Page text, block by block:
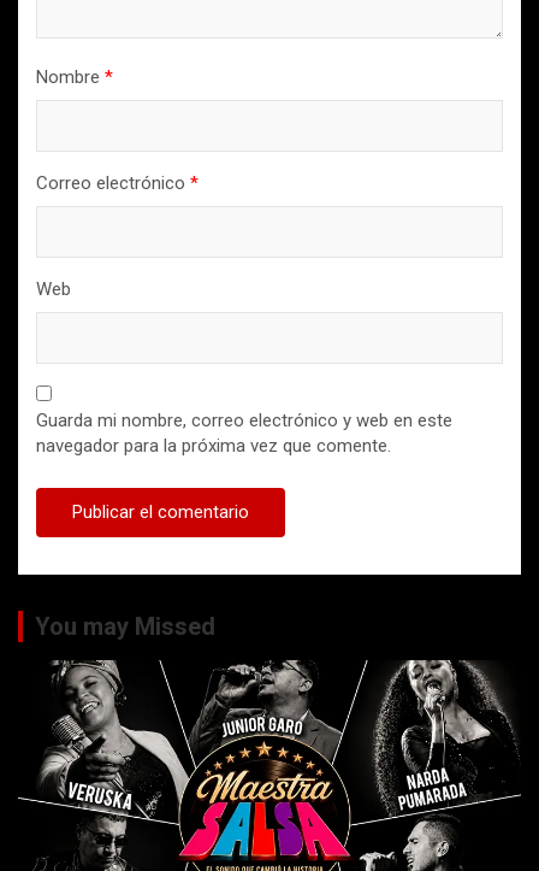
Nombre *
Correo electrónico *
Web
Guarda mi nombre, correo electrónico y web en este
navegador para la próxima vez que comente.
You may Missed